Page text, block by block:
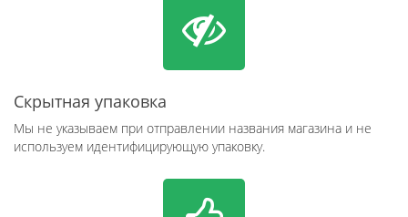
Скрытная упаковка
Мы не указываем при отправлении названия магазина и не
используем идентифицирующую упаковку.